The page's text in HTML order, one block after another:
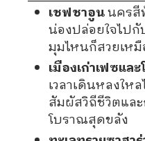
เชฟชาอูนนครสี
น่องปล่อยใจไป
มุมไหนก็สวยเห
เมืองเก่าเฟซแล
เวลาเดินหลงให
สัมผัสวิถีชีวิตแล
โบราณสุดขลัง